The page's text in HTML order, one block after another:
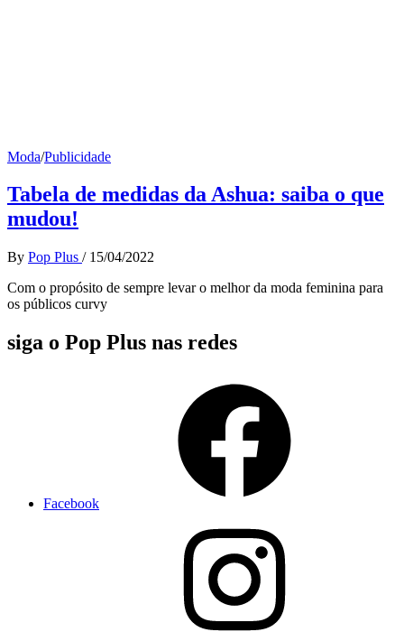
Moda/Publicidade
Tabela de medidas da Ashua: saiba o que
mudou!
By Pop Plus / 15/04/2022
Com o propósito de sempre levar o melhor da moda feminina para
os públicos curvy
siga o Pop Plus nas redes
Facebook